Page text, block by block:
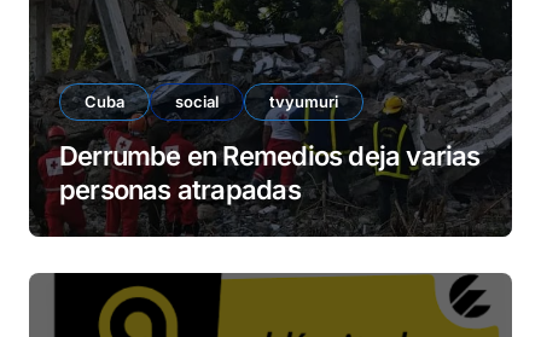
Cuba social tvyumuri
Derrumbe en Remedios deja varias
personas atrapadas